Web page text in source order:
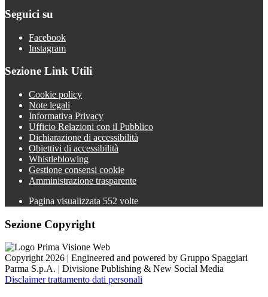
Seguici su
Facebook
Instagram
Sezione Link Utili
Cookie policy
Note legali
Informativa Privacy
Ufficio Relazioni con il Pubblico
Dichiarazione di accessibilità
Obiettivi di accessibilità
Whistleblowing
Gestione consensi cookie
Amministrazione trasparente
Pagina visualizzata 552 volte
Sezione Copyright
Copyright 2026 | Engineered and powered by Gruppo Spaggiari
Parma S.p.A. | Divisione Publishing & New Social Media
Disclaimer trattamento dati personali